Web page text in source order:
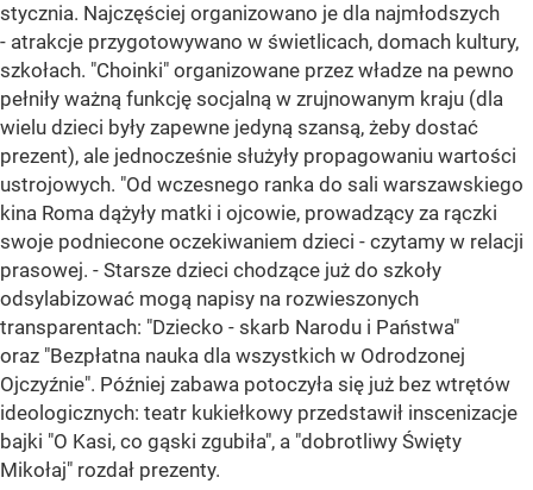
stycznia. Najczęściej organizowano je dla najmłodszych
- atrakcje przygotowywano w świetlicach, domach kultury,
szkołach. "Choinki" organizowane przez władze na pewno
pełniły ważną funkcję socjalną w zrujnowanym kraju (dla
wielu dzieci były zapewne jedyną szansą, żeby dostać
prezent), ale jednocześnie służyły propagowaniu wartości
ustrojowych. "Od wczesnego ranka do sali warszawskiego
kina Roma dążyły matki i ojcowie, prowadzący za rączki
swoje podniecone oczekiwaniem dzieci - czytamy w relacji
prasowej. - Starsze dzieci chodzące już do szkoły
odsylabizować mogą napisy na rozwieszonych
transparentach: "Dziecko - skarb Narodu i Państwa"
oraz "Bezpłatna nauka dla wszystkich w Odrodzonej
Ojczyźnie". Później zabawa potoczyła się już bez wtrętów
ideologicznych: teatr kukiełkowy przedstawił inscenizacje
bajki "O Kasi, co gąski zgubiła", a "dobrotliwy Święty
Mikołaj" rozdał prezenty.